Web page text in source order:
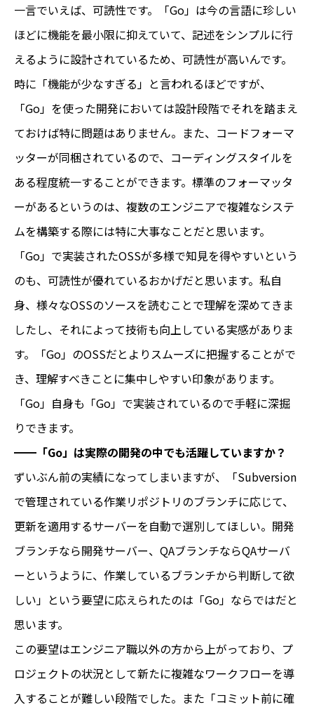
一言でいえば、可読性です。「Go」は今の言語に珍しい
ほどに機能を最小限に抑えていて、記述をシンプルに行
えるように設計されているため、可読性が高いんです。
時に「機能が少なすぎる」と言われるほどですが、
「Go」を使った開発においては設計段階でそれを踏まえ
ておけば特に問題はありません。また、コードフォーマ
ッターが同梱されているので、コーディングスタイルを
ある程度統一することができます。標準のフォーマッタ
ーがあるというのは、複数のエンジニアで複雑なシステ
ムを構築する際には特に大事なことだと思います。
「Go」で実装されたOSSが多様で知見を得やすいという
のも、可読性が優れているおかげだと思います。私自
身、様々なOSSのソースを読むことで理解を深めてきま
したし、それによって技術も向上している実感がありま
す。「Go」のOSSだとよりスムーズに把握することがで
き、理解すべきことに集中しやすい印象があります。
「Go」自身も「Go」で実装されているので手軽に深掘
りできます。
━━「Go」は実際の開発の中でも活躍していますか？
ずいぶん前の実績になってしまいますが、「Subversion
で管理されている作業リポジトリのブランチに応じて、
更新を適用するサーバーを自動で選別してほしい。開発
ブランチなら開発サーバー、QAブランチならQAサーバ
ーというように、作業しているブランチから判断して欲
しい」という要望に応えられたのは「Go」ならではだと
思います。
この要望はエンジニア職以外の方から上がっており、プ
ロジェクトの状況として新たに複雑なワークフローを導
入することが難しい段階でした。また「コミット前に確